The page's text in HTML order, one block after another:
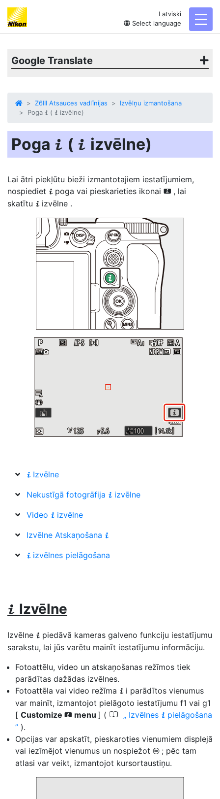
Latviski
Select language
Google Translate
Z6III Atsauces vadlīnijas
Izvēlņu izmantošana
Poga i ( i izvēlne)
Poga i ( i izvēlne)
Lai ātri piekļūtu bieži izmantotajiem iestatījumiem,
nospiediet i poga vai pieskarieties ikonai i , lai
skatītu i izvēlne .
i Izvēlne
Nekustīgā fotogrāfija i izvēlne
Video i izvēlne
Izvēlne Atskaņošana i
i izvēlnes pielāgošana
i Izvēlne
Izvēlne i piedāvā kameras galveno funkciju iestatījumu
sarakstu, lai jūs varētu mainīt iestatījumu informāciju.
Fotoattēlu, video un atskaņošanas režīmos tiek
parādītas dažādas izvēlnes.
Fotoattēla vai video režīma i i parādītos vienumus
var mainīt, izmantojot pielāgoto iestatījumu f1 vai g1
[ Customize i menu ] ( 0 Izvēlnes i pielāgošana
).
Opcijas var apskatīt, pieskaroties vienumiem displejā
vai iezīmējot vienumus un nospiežot J ; pēc tam
atlasi var veikt, izmantojot kursortaustiņu.